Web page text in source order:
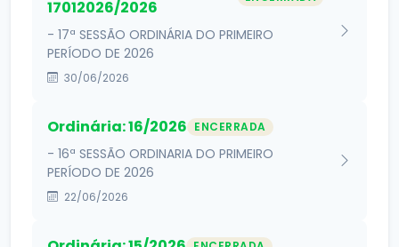
17012026/2026
- 17ª SESSÃO ORDINÁRIA DO PRIMEIRO
PERÍODO DE 2026
30/06/2026
Ordinária: 16/2026 ENCERRADA
- 16ª SESSÃO ORDINARIA DO PRIMEIRO
PERÍODO DE 2026
22/06/2026